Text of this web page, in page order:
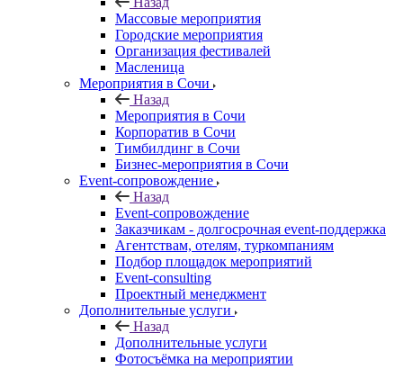
Массовые мероприятия
Городские мероприятия
Организация фестивалей
Масленица
Мероприятия в Сочи
Назад
Мероприятия в Сочи
Корпоратив в Сочи
Тимбилдинг в Сочи
Бизнес-мероприятия в Сочи
Event-сопровождение
Назад
Event-сопровождение
Заказчикам - долгосрочная event-поддержка
Агентствам, отелям, туркомпаниям
Подбор площадок мероприятий
Event-consulting
Проектный менеджмент
Дополнительные услуги
Назад
Дополнительные услуги
Фотосъёмка на мероприятии